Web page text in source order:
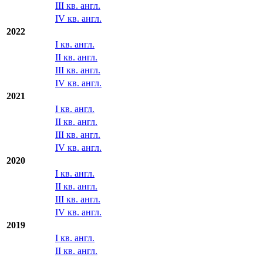
III кв. англ.
IV кв. англ.
2022
I кв. англ.
II кв. англ.
III кв. англ.
IV кв. англ.
2021
I кв. англ.
II кв. англ.
III кв. англ.
IV кв. англ.
2020
I кв. англ.
II кв. англ.
III кв. англ.
IV кв. англ.
2019
I кв. англ.
II кв. англ.